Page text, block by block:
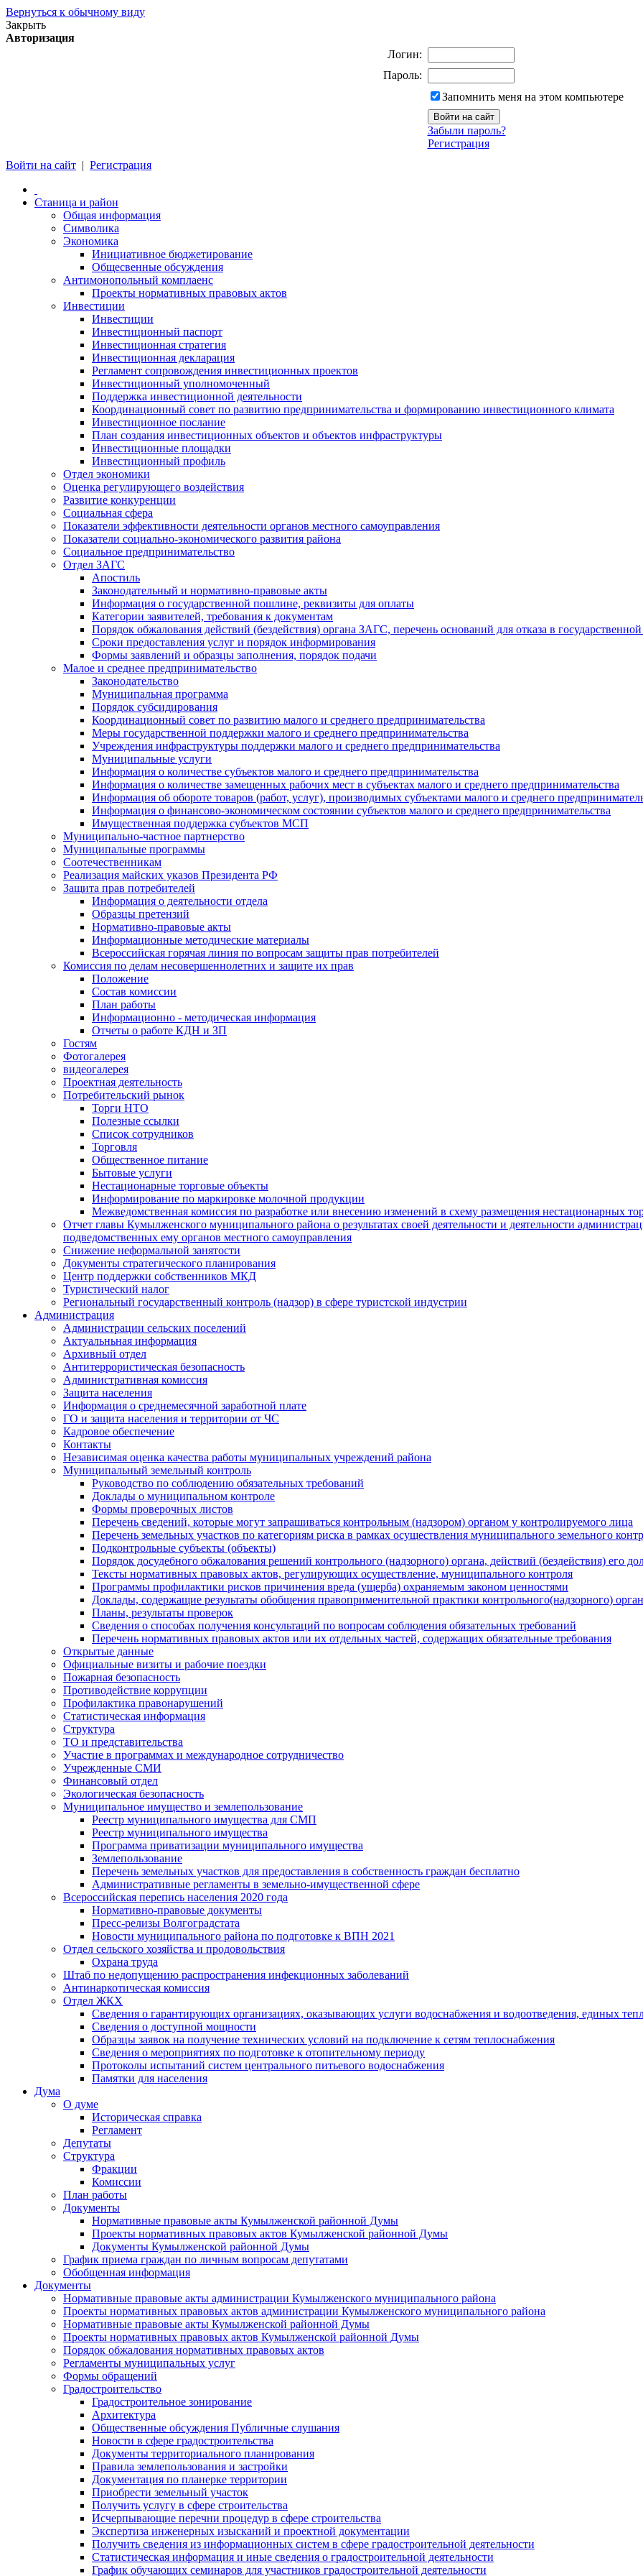
Вернуться к обычному виду
Закрыть
Авторизация
Логин:
Пароль:
Запомнить меня на этом компьютере
Забыли пароль?
Регистрация
Войти на сайт | Регистрация
Станица и район
Общая информация
Символика
Экономика
Инициативное бюджетирование
Общесвенные обсуждения
Антимонопольный комплаенс
Проекты нормативных правовых актов
Инвестиции
Инвестиции
Инвестиционный паспорт
Инвестиционная стратегия
Инвестиционная декларация
Регламент сопровождения инвестиционных проектов
Инвестиционный уполномоченный
Поддержка инвестиционной деятельности
Координационный совет по развитию предпринимательства и формированию инвестиционного климата
Инвестиционное послание
План создания инвестиционных объектов и объектов инфраструктуры
Инвестиционные площадки
Инвестиционный профиль
Отдел экономики
Оценка регулирующего воздействия
Развитие конкуренции
Социальная сфера
Показатели эффективности деятельности органов местного самоуправления
Показатели социально-экономического развития района
Социальное предпринимательство
Отдел ЗАГС
Апостиль
Законодательный и нормативно-правовые акты
Информация о государственной пошлине, реквизиты для оплаты
Категории заявителей, требования к документам
Порядок обжалования действий (бездействия) органа ЗАГС, перечень оснований для отказа в
Сроки предоставления услуг и порядок информирования
Формы заявлений и образцы заполнения, порядок подачи
Малое и среднее предпринимательство
Законодательство
Муниципальная программа
Порядок субсидирования
Координационный совет по развитию малого и среднего предпринимательства
Меры государственной поддержки малого и среднего предпринимательства
Учреждения инфраструктуры поддержки малого и среднего предпринимательства
Муниципальные услуги
Информация о количестве субъектов малого и среднего предпринимательства
Информация о количестве замещенных рабочих мест в субъектах малого и среднего предпринимательства
Информация об обороте товаров (работ, услуг), производимых субъектами малого и среднего
Информация о финансово-экономическом состоянии субъектов малого и среднего предпринимательства
Имущественная поддержка субъектов МСП
Муниципально-частное партнерство
Муниципальные программы
Соотечественникам
Реализация майских указов Президента РФ
Защита прав потребителей
Информация о деятельности отдела
Образцы претензий
Нормативно-правовые акты
Информационные методические материалы
Всероссийская горячая линия по вопросам защиты прав потребителей
Комиссия по делам несовершеннолетних и защите их прав
Положение
Состав комиссии
План работы
Информационно - методическая информация
Отчеты о работе КДН и ЗП
Гостям
Фотогалерея
видеогалерея
Проектная деятельность
Потребительский рынок
Торги НТО
Полезные ссылки
Список сотрудников
Торговля
Общественное питание
Бытовые услуги
Нестационарные торговые объекты
Информирование по маркировке молочной продукции
Межведомственная комиссия по разработке или внесению изменений в схему размещения нестационарных
Отчет главы Кумылженского муниципального района о результатах своей деятельности и деятельности
подведомственных ему органов местного самоуправления
Снижение неформальной занятости
Документы стратегического планирования
Центр поддержки собственников МКД
Туристический налог
Региональный государственный контроль (надзор) в сфере туристской индустрии
Администрация
Администрации сельских поселений
Актуальньная информация
Архивный отдел
Антитеррористическая безопасность
Административная комиссия
Защита населения
Информация о среднемесячной заработной плате
ГО и защита населения и территории от ЧС
Кадровое обеспечение
Контакты
Независимая оценка качества работы муниципальных учреждений района
Муниципальный земельный контроль
Руководство по соблюдению обязательных требований
Доклады о муниципальном контроле
Формы проверочных листов
Перечень сведений, которые могут запрашиваться контрольным (надзором) органом у контролируемого лица
Перечень земельных участков по категориям риска в рамках осуществления муниципального земельного
Подконтрольные субъекты (объекты)
Порядок досудебного обжалования решений контрольного (надзорного) органа, действий (бездействия) его
Тексты нормативных правовых актов, регулирующих осуществление, муниципального контроля
Программы профилактики рисков причинения вреда (ущерба) охраняемым законом ценностями
Доклады, содержащие результаты обобщения правоприменительной практики контрольного(надзорного)
Планы, результаты проверок
Сведения о способах получения консультаций по вопросам соблюдения обязательных требований
Перечень нормативных правовых актов или их отдельных частей, содержащих обязательные требования
Открытые данные
Официальные визиты и рабочие поездки
Пожарная безопасность
Противодействие коррупции
Профилактика правонарушений
Статистическая информация
Структура
ТО и представительства
Участие в программах и международное сотрудничество
Учрежденные СМИ
Финансовый отдел
Экологическая безопасность
Муниципальное имущество и землепользование
Реестр муниципального имущества для СМП
Реестр муниципального имущества
Программа приватизации муниципального имущества
Землепользование
Перечень земельных участков для предоставления в собственность граждан бесплатно
Административные регламенты в земельно-имущественной сфере
Всероссийская перепись населения 2020 года
Нормативно-правовые документы
Пресс-релизы Волгоградстата
Новости муниципального района по подготовке к ВПН 2021
Отдел сельского хозяйства и продовольствия
Охрана труда
Штаб по недопущению распространения инфекционных заболеваний
Антинаркотическая комиссия
Отдел ЖКХ
Сведения о гарантирующих организациях, оказывающих услуги водоснабжения и водоотведения, единых
Сведения о доступной мощности
Образцы заявок на получение технических условий на подключение к сетям теплоснабжения
Сведения о мероприятиях по подготовке к отопительному периоду
Протоколы испытаний систем центрального питьевого водоснабжения
Памятки для населения
Дума
О думе
Историческая справка
Регламент
Депутаты
Структура
Фракции
Комиссии
План работы
Документы
Нормативные правовые акты Кумылженской районной Думы
Проекты нормативных правовых актов Кумылженской районной Думы
Документы Кумылженской районной Думы
График приема граждан по личным вопросам депутатами
Обобщенная информация
Документы
Нормативные правовые акты администрации Кумылженского муниципального района
Проекты нормативных правовых актов администрации Кумылженского муниципального района
Нормативные правовые акты Кумылженской районной Думы
Проекты нормативных правовых актов Кумылженской районной Думы
Порядок обжалования нормативных правовых актов
Регламенты муниципальных услуг
Формы обращений
Градостроительство
Градостроительное зонирование
Архитектура
Общественные обсуждения Публичные слушания
Новости в сфере градостроительства
Документы территориального планирования
Правила землепользования и застройки
Документация по планерке территории
Приобрести земельный участок
Получить услугу в сфере строительства
Исчерпывающие перечни процедур в сфере строительства
Экспертиза инженерных изысканий и проектной документации
Получить сведения из информационных систем в сфере градостроительной деятельности
Статистическая информация и иные сведения о градостроительной деятельности
График обучающих семинаров для участников градостроительной деятельности